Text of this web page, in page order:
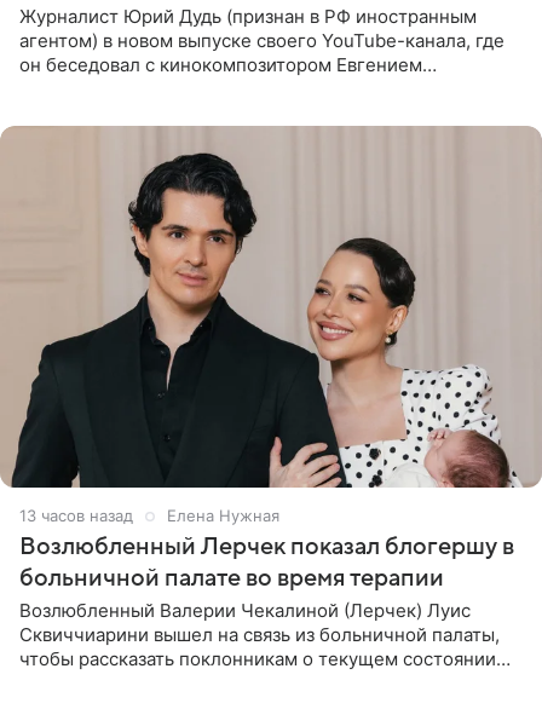
Журналист Юрий Дудь (признан в РФ иностранным
агентом) в новом выпуске своего YouTube-канала, где
он беседовал с кинокомпозитором Евгением
13 часов назад Елена Нужная
Возлюбленный Лерчек показал блогершу в
больничной палате во время терапии
Возлюбленный Валерии Чекалиной (Лерчек) Луис
Сквиччиарини вышел на связь из больничной палаты,
чтобы рассказать поклонникам о текущем состоянии